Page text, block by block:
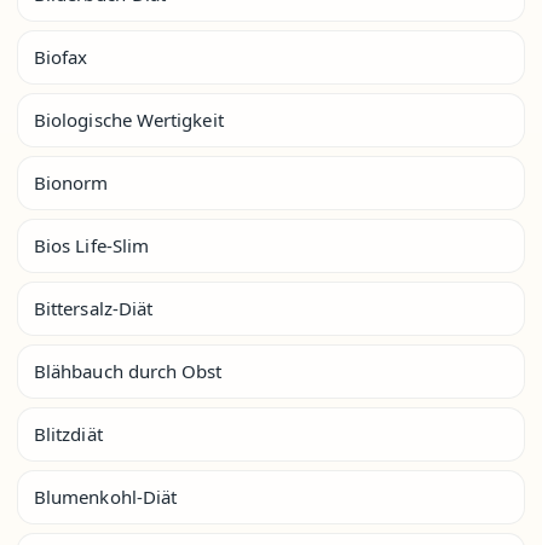
Biofax
Biologische Wertigkeit
Bionorm
Bios Life-Slim
Bittersalz-Diät
Blähbauch durch Obst
Blitzdiät
Blumenkohl-Diät